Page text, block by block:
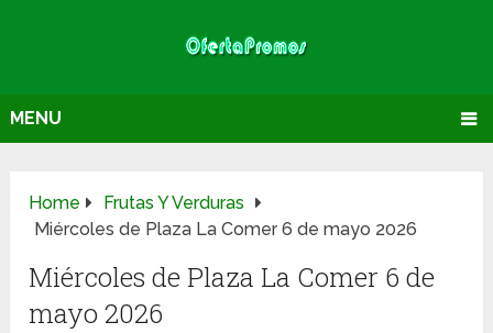
MENU
Home
Frutas Y Verduras
Miércoles de Plaza La Comer 6 de mayo 2026
Miércoles de Plaza La Comer 6 de
mayo 2026